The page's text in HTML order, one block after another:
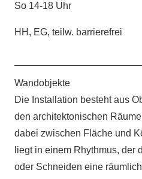
So 14-18 Uhr
HH, EG, teilw. barrierefrei
Wandobjekte
Die Installation besteht aus
den architektonischen
dabei zwischen Fläche und
liegt in einem Rhythmus, der
oder Schneiden eine